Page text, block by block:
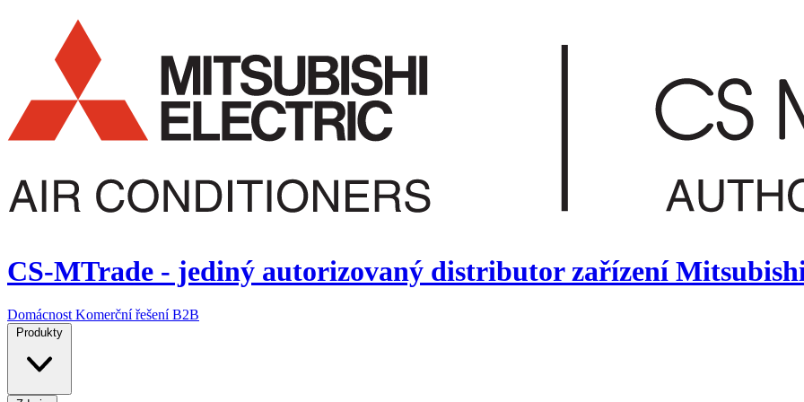
CS-MTrade - jediný autorizovaný distributor zařízení
Domácnost Komerční řešeníB2B
Produkty